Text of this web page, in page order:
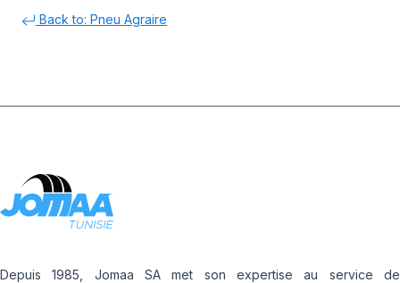
Back to: Pneu Agraire
Depuis 1985, Jomaa SA met son expertise au service de